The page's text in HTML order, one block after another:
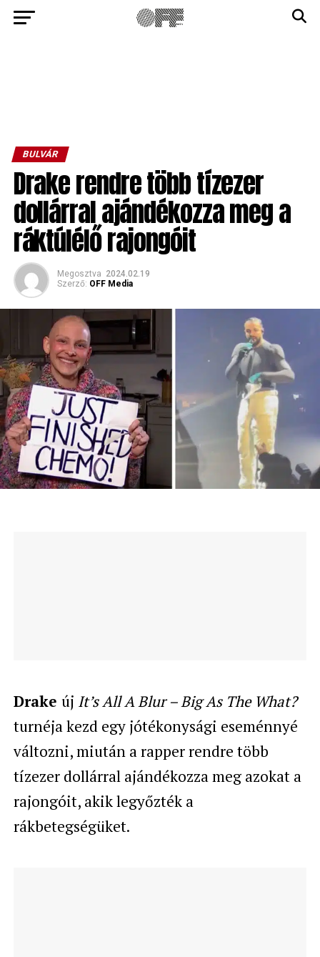
BULVÁR
Drake rendre több tízezer
dollárral ajándékozza meg a
ráktúlélő rajongóit
Megosztva 2024.02.19
Szerző: OFF Media
Drake új It’s All A Blur – Big As The What?
turnéja kezd egy jótékonysági eseménnyé
változni, miután a rapper rendre több
tízezer dollárral ajándékozza meg azokat a
rajongóit, akik legyőzték a
rákbetegségüket.